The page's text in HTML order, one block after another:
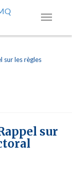
sur les règles
sur